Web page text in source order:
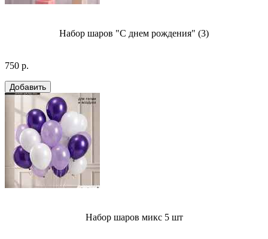
Набор шаров "С днем рождения" (3)
750 р.
Набор шаров микс 5 шт